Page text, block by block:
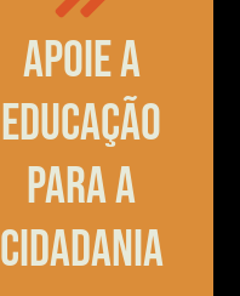
Apoie a
educação
para a
cidadania